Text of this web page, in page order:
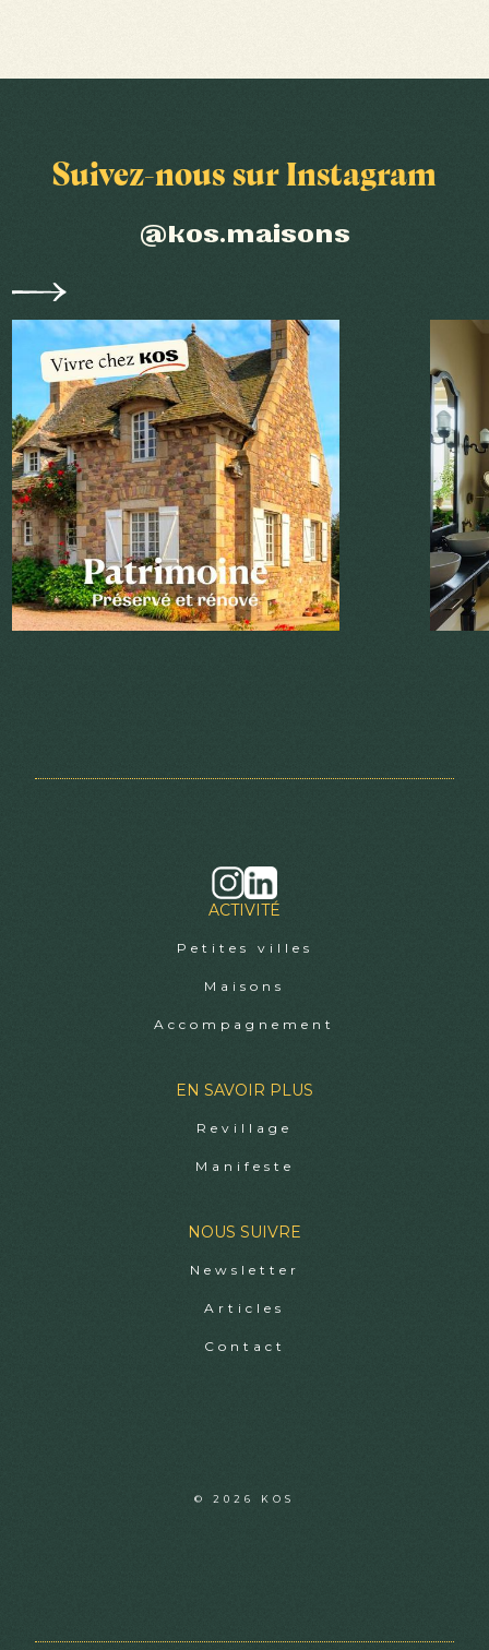
Suivez-nous sur Instagram
@kos.maisons
ACTIVITÉ
Petites villes
Maisons
Accompagnement
EN SAVOIR PLUS
Revillage
Manifeste
NOUS SUIVRE
Newsletter
Articles
Contact
© 2026 KOS